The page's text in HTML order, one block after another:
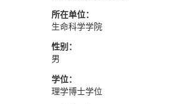
所在单位：
生命科学学院
性别：
男
学位：
理学博士学位